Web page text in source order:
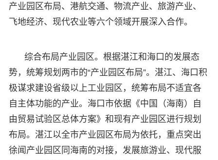
产业园区布局、港航交通、物流产业、旅游产业、
飞地经济、现代农业等六个领域开展深入合作。
综合布局产业园区。根据湛江和海口的发展态
势，统筹规划两市的“产业园区布局”。湛江、海口积
极谋求建设省级以上工业园区，统筹布局不适宜各
自主体功能的产业。海口市依据《中国（海南）自
由贸易试验区总体方案》和现有产业园区进行规划
布局。湛江以全市产业园区布局为依托，重点突出
徐闻产业园区同海南的对接，发展旅游业、现代服